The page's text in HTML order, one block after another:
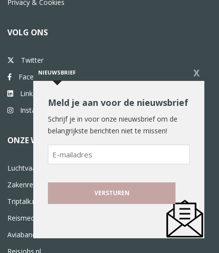
Privacy & Cookies
VOLG ONS
Twitter
Facebook
Linkedin
Instagram
ONZE WEBSITES
Luchtvaartnieuws.nl
Zakenreisnieuws.nl
Triptalk.nl
Reismedia.nl
Aviabanen.nl
NIEUWSBRIEF X
Meld je aan voor de nieuwsbrief
Schrijf je in voor onze nieuwsbrief om de
belangrijkste berichten niet te missen!
E-
mailadres